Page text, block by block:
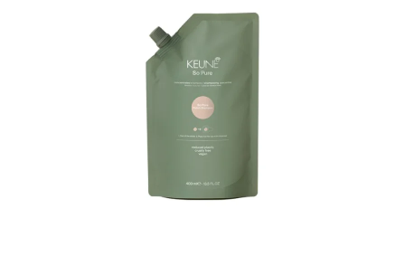
TIGI Bed Head After Party 100ml - Utslätande Kräm
159 kr 111,30 kr